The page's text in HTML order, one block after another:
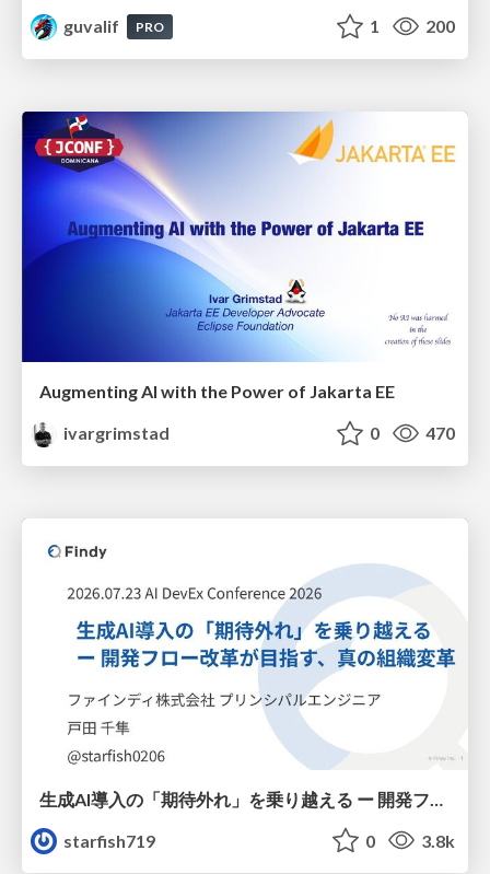
guvalif PRO 1 200
Augmenting AI with the Power of Jakarta EE
ivargrimstad
0 470
starfish719
0 3.8k